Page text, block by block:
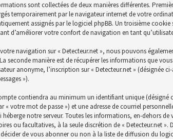
sont collectées de deux manières différentes.
temporairement par le navigateur internet de votre
assignés par le logiciel phpBB. Un troisième cookie
d’améliorer votre confort de navigation en tant
navigation sur « Detecteur.net », nous pouvons
seconde manière est de récupérer les informations que
anonyme, l’inscription sur « Detecteur.net » (désignée
»).
contiendra au minimum un identifiant unique (désigné
« votre mot de passe ») et une adresse de courriel
héberge notre serveur. Toutes les informations, en-dehors
ou facultatives, à la seule discrétion de « Detecteur.net
de vous abonner ou non à la liste de diffusion du